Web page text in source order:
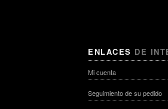
ENLACES DE
Mi cuenta
Seguimiento de su pedido